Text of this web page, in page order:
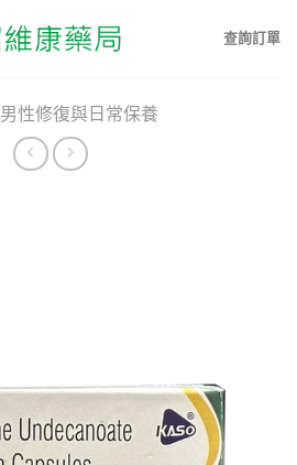
查詢訂單
男性修復與日常保養